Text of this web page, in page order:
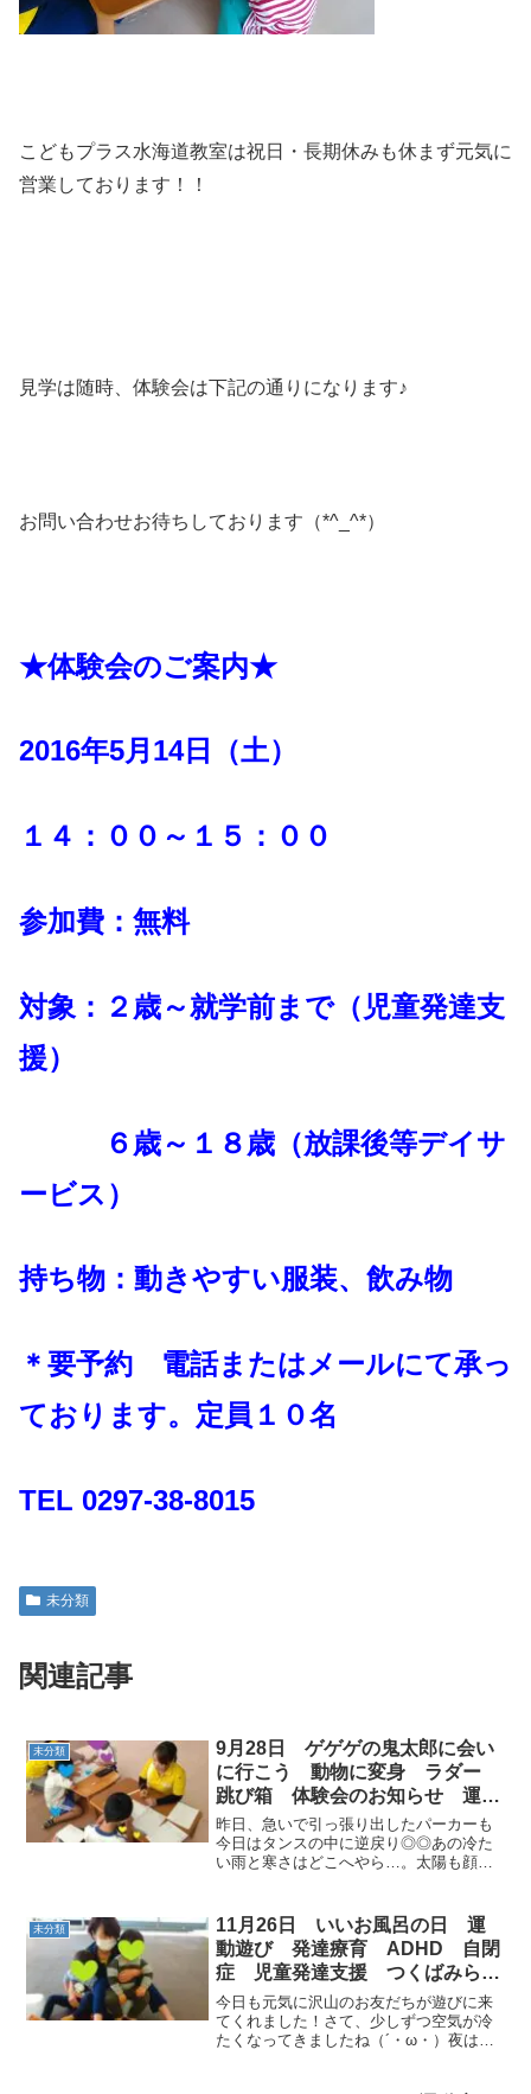
こどもプラス水海道教室は祝日・長期休みも休まず元気に
営業しております！！
見学は随時、体験会は下記の通りになります♪
お問い合わせお待ちしております（*^_^*）
★体験会のご案内★
2016年5月14日（土）
１４：００～１５：００
参加費：無料
対象：２歳～就学前まで（児童発達支
援）
６歳～１８歳（放課後等デイサ
ービス）
持ち物：動きやすい服装、飲み物
＊要予約 電話またはメールにて承っ
ております。定員１０名
TEL 0297-38-8015
未分類
関連記事
未分類
9月28日 ゲゲゲの鬼太郎に会い
に行こう 動物に変身 ラダー
跳び箱 体験会のお知らせ 運動
療育 放課後等デイサービス 常
総市
昨日、急いで引っ張り出したパーカーも
今日はタンスの中に逆戻り◎◎あの冷た
い雨と寒さはどこへやら…。太陽も顔を
だとか。常総市内では明日運動会の学校
もあるようです明日、運...
未分類
11月26日 いいお風呂の日 運
動遊び 発達療育 ADHD 自閉
症 児童発達支援 つくばみらい
市 坂東市 常総市
今日も元気に沢山のお友だちが遊びに来
てくれました！さて、少しずつ空気が冷
たくなってきましたね（´・ω・）夜はブ